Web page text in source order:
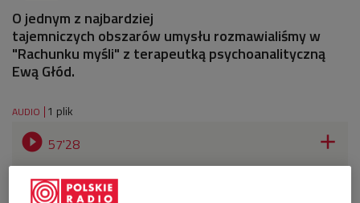
O jednym z najbardziej
tajemniczych obszarów umysłu rozmawialiśmy w
"Rachunku myśli" z terapeutką psychoanalityczną
Ewą Głód.
AUDIO 1 plik
 57'28 
Sny, lęki, pomyłki. Zwiedzamy nieświadomość
(Rachunek myśli/Dwójka)